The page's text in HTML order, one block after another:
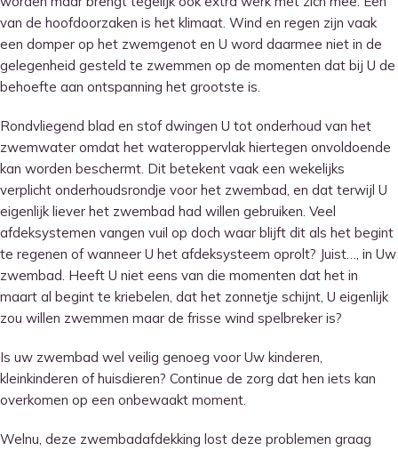
van de hoofdoorzaken is het klimaat. Wind en regen zijn vaak
een domper op het zwemgenot en U word daarmee niet in de
gelegenheid gesteld te zwemmen op de momenten dat bij U de
behoefte aan ontspanning het grootste is.
Rondvliegend blad en stof dwingen U tot onderhoud van het
zwemwater omdat het wateroppervlak hiertegen onvoldoende
kan worden beschermt. Dit betekent vaak een wekelijks
verplicht onderhoudsrondje voor het zwembad, en dat terwijl U
eigenlijk liever het zwembad had willen gebruiken. Veel
afdeksystemen vangen vuil op doch waar blijft dit als het begint
te regenen of wanneer U het afdeksysteem oprolt? Juist…, in Uw
zwembad. Heeft U niet eens van die momenten dat het in
maart al begint te kriebelen, dat het zonnetje schijnt, U eigenlijk
zou willen zwemmen maar de frisse wind spelbreker is?
Is uw zwembad wel veilig genoeg voor Uw kinderen,
kleinkinderen of huisdieren? Continue de zorg dat hen iets kan
overkomen op een onbewaakt moment.
Welnu, deze zwembadafdekking lost deze problemen graag